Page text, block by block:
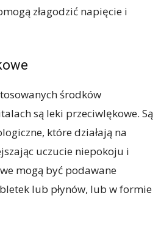
złagodzić napięcie i
środków
są leki przeciwlękowe. Są
które działają na
uczucie niepokoju i
mogą być podawane
lub płynów, lub w formie